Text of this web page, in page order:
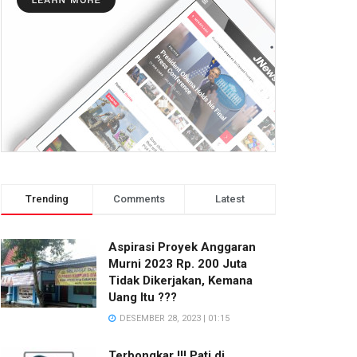
Trending Comments Latest
Aspirasi Proyek Anggaran
Murni 2023 Rp. 200 Juta
Tidak Dikerjakan, Kemana
Uang Itu ???
DESEMBER 28, 2023 | 01:15